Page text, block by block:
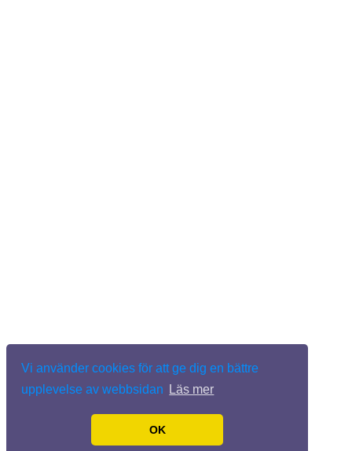
Vi använder cookies för att ge dig en bättre
upplevelse av webbsidan
Läs mer
OK